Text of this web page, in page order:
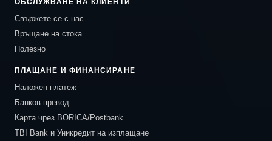
ОБСЛУЖВАНЕ НА КЛИЕНТИ
Свържете се с нас
Връщане на стока
Полезно
ПЛАЩАНЕ И ФИНАНСИРАНЕ
Наложен платеж
Банков превод
Карта чрез BORICA/Postbank
TBI Bank и Уникредит на изплащане